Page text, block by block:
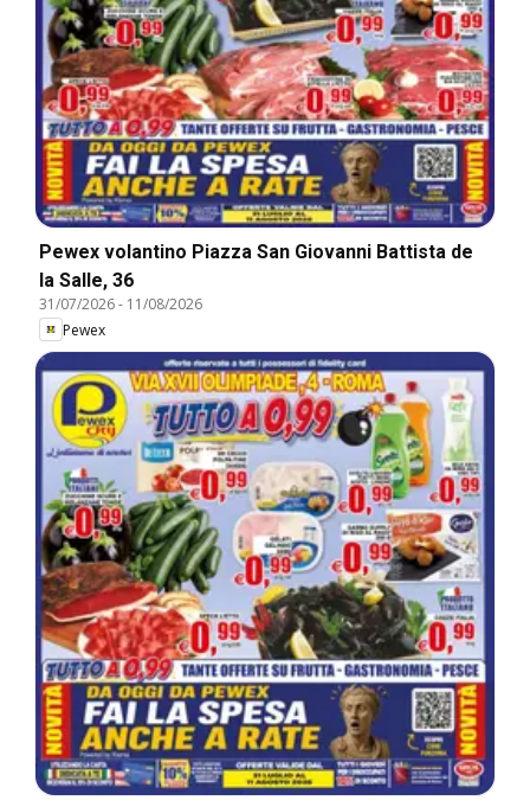
Pewex volantino Piazza San Giovanni Battista de
la Salle, 36
31/07/2026- 11/08/2026
Pewex